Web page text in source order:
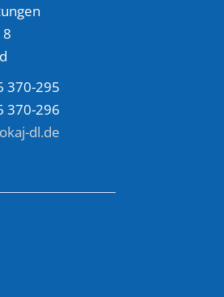
370-295
370-296
dl.de